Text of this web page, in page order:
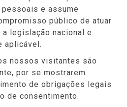
e assume
público de atuar
legislação nacional e
aplicável.
nossos visitantes são
por se mostrarem
de obrigações legais
de consentimento.